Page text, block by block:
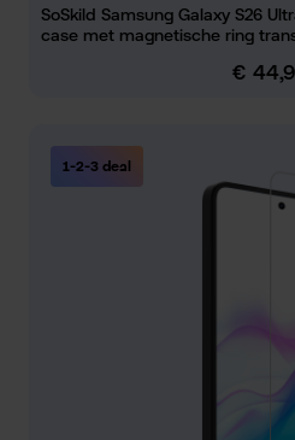
SoSkild Samsung Galaxy S26
case met magnetische ring
Normale
€
1-2-3 deal